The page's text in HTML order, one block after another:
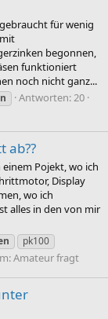
für wenig
begonnen,
funktioniert
noch nicht ganz...
Antworten: 20
ab??
Pojekt, wo ich
Display
wo ich
alles in den von mir
pk100
Amateur fragt